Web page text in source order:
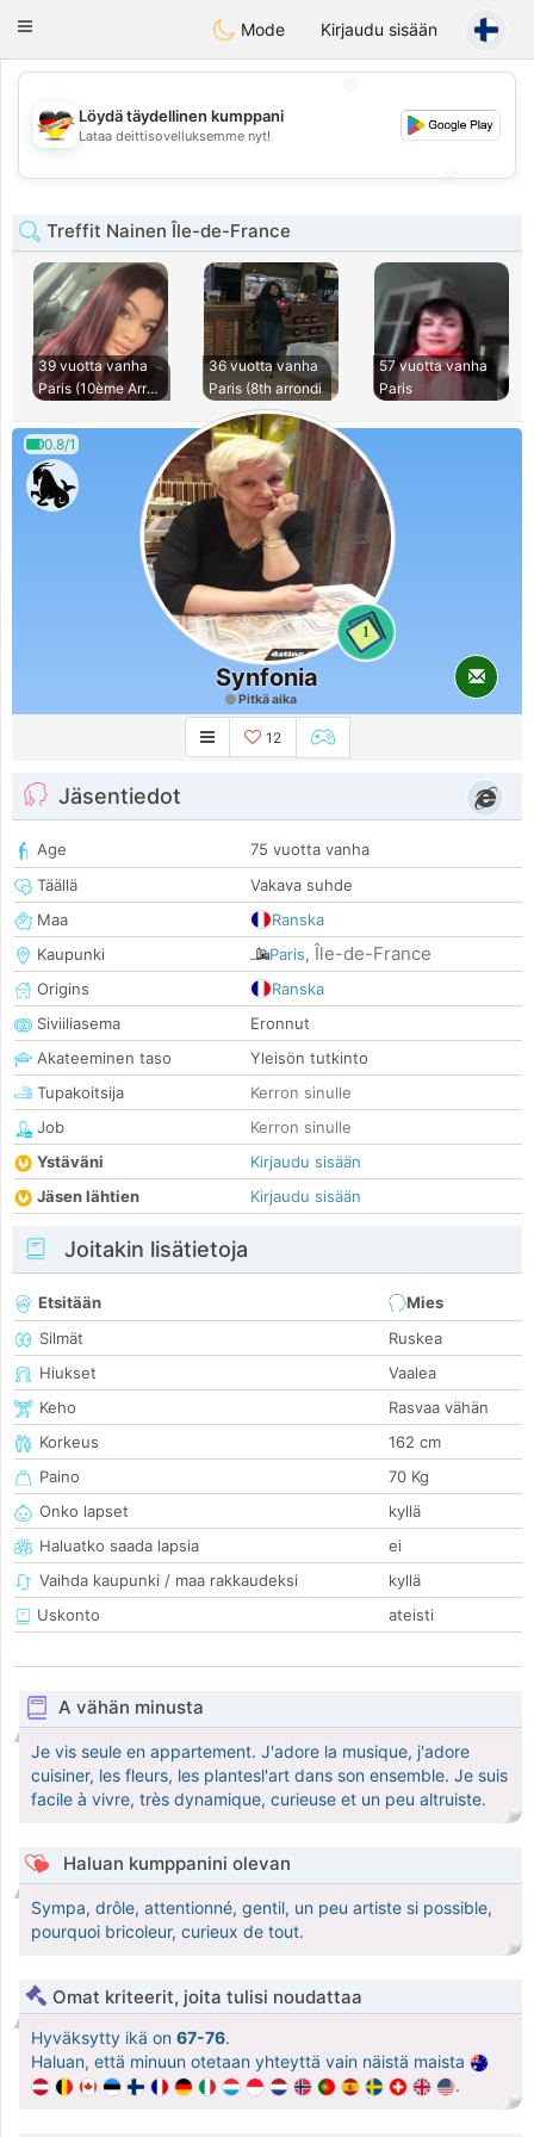
Deutsch Dating
Toggle
Mode Kirjaudu sisään
💖
💕
Löydä täydellinen kumppani
Lataa deittisovelluksemme nyt!
Treffit Nainen Île-de-France
39 vuotta vanha
Paris (10ème Arron
36 vuotta vanha
Paris (8th arrondi
57 vuotta vanha
Paris
0.8/1
1
Synfonia
Pitkä aika
12
Jäsentiedot
Age
75 vuotta vanha
Täällä
Vakava suhde
Maa
Ranska
Kaupunki
Paris, Île-de-France
Origins
Ranska
Siviiliasema
Eronnut
Akateeminen taso
Yleisön tutkinto
Tupakoitsija
Kerron sinulle
Job
Kerron sinulle
Ystäväni
Kirjaudu sisään
Jäsen lähtien
Kirjaudu sisään
Joitakin lisätietoja
Etsitään
Mies
Silmät
Ruskea
Hiukset
Vaalea
Keho
Rasvaa vähän
Korkeus
162 cm
Paino
70 Kg
Onko lapset
kyllä
Haluatko saada lapsia
ei
Vaihda kaupunki / maa rakkaudeksi
kyllä
Uskonto
ateisti
A vähän minusta
Je vis seule en appartement. J'adore la musique, j'adore
cuisiner, les fleurs, les plantesl'art dans son ensemble. Je suis
facile à vivre, très dynamique, curieuse et un peu altruiste.
Haluan kumppanini olevan
Sympa, drôle, attentionné, gentil, un peu artiste si possible,
pourquoi bricoleur, curieux de tout.
Omat kriteerit, joita tulisi noudattaa
Hyväksytty ikä on 67-76.
Haluan, että minuun otetaan yhteyttä vain näistä maista
.